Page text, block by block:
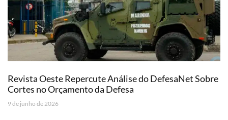
Revista Oeste Repercute Análise do DefesaNet Sobre
Cortes no Orçamento da Defesa
9 de junho de 2026